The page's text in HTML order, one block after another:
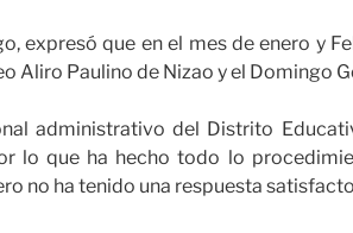
expresó que en el mes de enero y
Aliro Paulino de Nizao y el Domingo
administrativo del Distrito
lo que ha hecho todo lo
no ha tenido una respuesta